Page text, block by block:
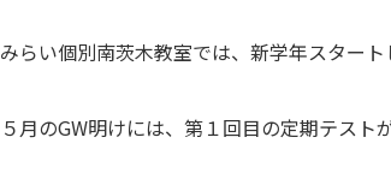
みらい個別南茨木教室では、新学年スタート
５月のGW明けには、第１回目の定期テスト